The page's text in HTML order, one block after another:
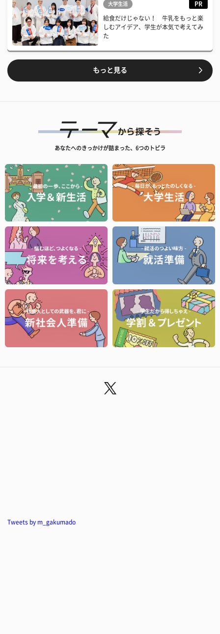
大学生活 PR
給食だけじゃない！ 牛乳をもっと楽
しむアイデア、学生が本気で考えてみ
た
もっと見る
あなたへのきっかけが詰まった、6つのトビラ
Tweets by m_gakumado